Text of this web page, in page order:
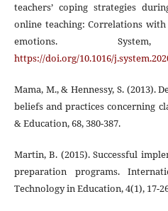
teachers’ coping strategies
online teaching: Correlations
emotions.
https://doi.org/10.1016/
Mama, M., & Hennessy, S. (2013).
beliefs and practices concerning
& Education, 68, 380-387.
Martin, B. (2015). Successful
preparation programs.
Technology in Education, 4(1), 17-